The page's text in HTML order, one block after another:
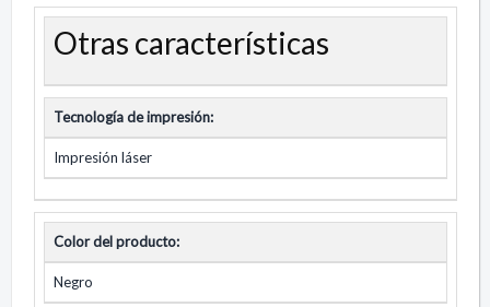
Otras características
Tecnología de impresión:
Impresión láser
Color del producto:
Negro